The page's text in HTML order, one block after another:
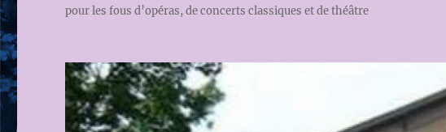
pour les fous d’opéras, de concerts classiques et de théâtre